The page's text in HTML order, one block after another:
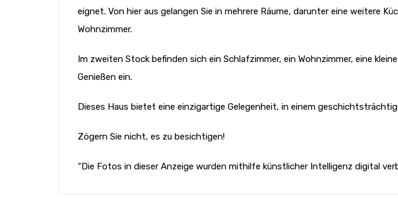
eignet. Von hier aus gelangen Sie in mehrere Räume, darunter eine weitere
Wohnzimmer.
Im zweiten Stock befinden sich ein Schlafzimmer, ein Wohnzimmer, eine
Genießen ein.
Dieses Haus bietet eine einzigartige Gelegenheit, in einem
Zögern Sie nicht, es zu besichtigen!
“Die Fotos in dieser Anzeige wurden mithilfe künstlicher Intelligenz digital